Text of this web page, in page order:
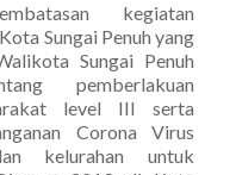
kegiatan
Sungai Penuh yang
Sungai Penuh
pemberlakuan
level III serta
Corona Virus
kelurahan untuk